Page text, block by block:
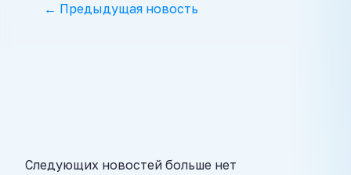
← Предыдущая новость
Следующих новостей больше нет